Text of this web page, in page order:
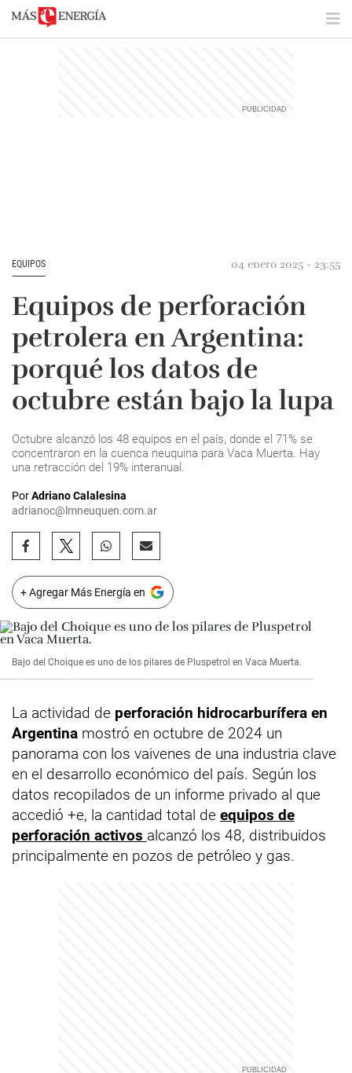
EQUIPOS 04 enero 2025 - 23:55
Equipos de perforación
petrolera en Argentina:
porqué los datos de
octubre están bajo la lupa
Octubre alcanzó los 48 equipos en el país, donde el 71% se
concentraron en la cuenca neuquina para Vaca Muerta. Hay
una retracción del 19% interanual.
PorAdriano Calalesina
adrianoc@lmneuquen.com.ar
+ Agregar Más Energía en
Bajo del Choique es uno de los pilares de Pluspetrol en Vaca Muerta.
La actividad de perforación hidrocarburífera en
Argentina mostró en octubre de 2024 un
panorama con los vaivenes de una industria clave
en el desarrollo económico del país. Según los
datos recopilados de un informe privado al que
accedió +e, la cantidad total de equipos de
perforación activos alcanzó los 48, distribuidos
principalmente en pozos de petróleo y gas.